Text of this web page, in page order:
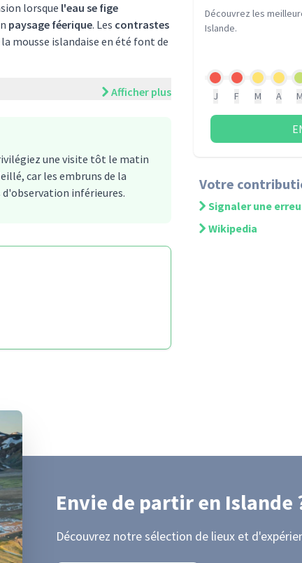
lorsque l'eau se fige
paysage féerique. Les contrastes
mousse islandaise en été font de
Afficher plus
une visite tôt le matin
car les embruns de la
inférieures.
Découvrez les
Islande.
J F M A M
Votre
Signaler une
Wikipedia
Envie de partiren Islande
Découvrez notre sélection de lieux et